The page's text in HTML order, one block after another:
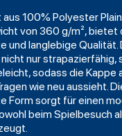
100% Polyester
von 360 g/m², bietet
und langlebige Qualität.
nur strapazierfähig,
sodass die Kappe
wie neu aussieht.
Form sorgt für einen
beim Spielbesuch